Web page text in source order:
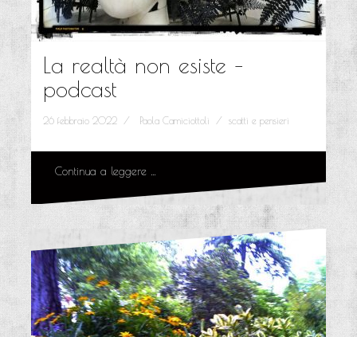
La realtà non esiste –
podcast
26 febbraio 2022 Paola Camiciottoli scatti e pensieri
Continua a leggere …